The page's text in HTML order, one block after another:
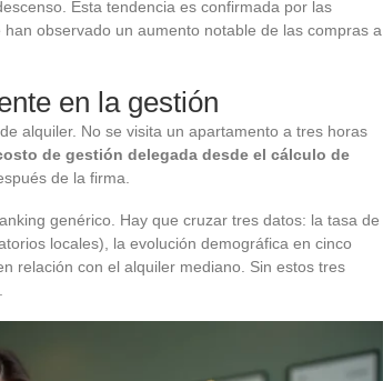
Esta tendencia es confirmada por las
observado un aumento notable de las compras a
en la gestión
alquiler. No se visita un apartamento a tres horas
de gestión delegada desde el cálculo de
de la firma.
genérico. Hay que cruzar tres datos: la tasa de
locales), la evolución demográfica en cinco
relación con el alquiler mediano. Sin estos tres